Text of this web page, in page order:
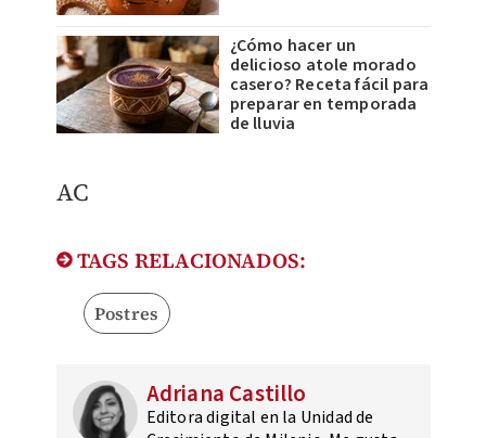
¿Cómo hacer un
delicioso atole morado
casero? Receta fácil para
preparar en temporada
de lluvia
​AC
TAGS RELACIONADOS:
Postres
Adriana Castillo
Editora digital en la Unidad de